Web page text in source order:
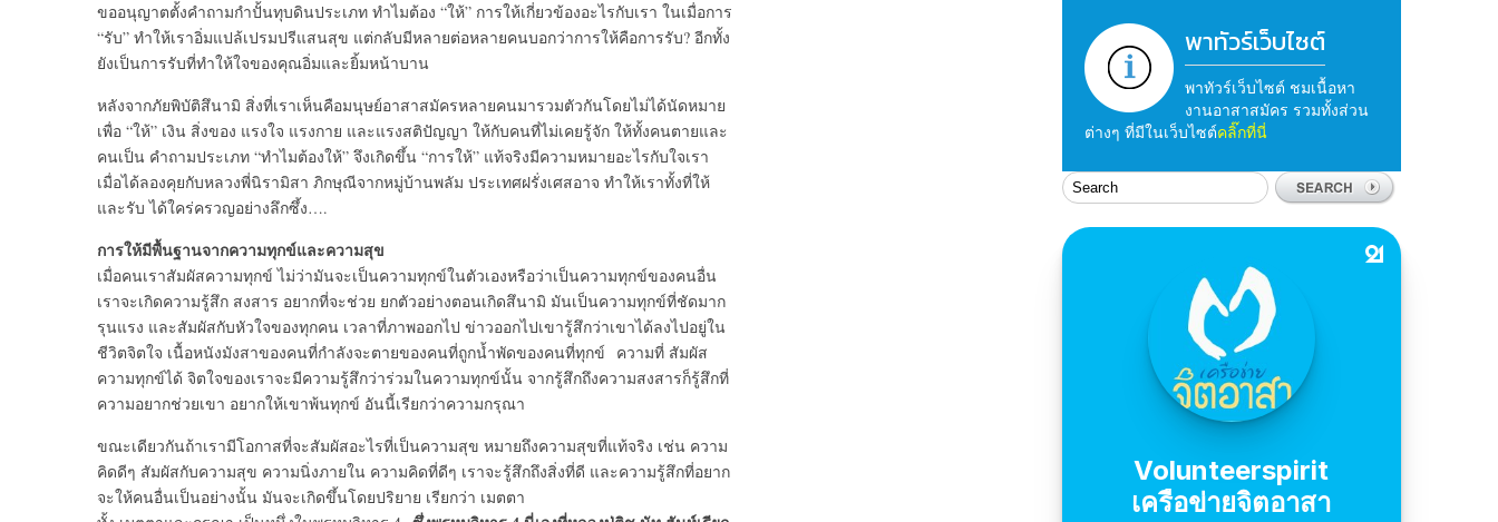
ขออนุญาตตั้งคำถามกำปั้นทุบดินประเภท ทำไมต้อง “ให้” การให้เกี่ยวข้องอะไรกับเรา ในเมื่อการ
“รับ” ทำให้เราอิ่มแปล้เปรมปรีแสนสุข แต่กลับมีหลายต่อหลายคนบอกว่าการให้คือการรับ? อีกทั้ง
ยังเป็นการรับที่ทำให้ใจของคุณอิ่มและยิ้มหน้าบาน
หลังจากภัยพิบัติสึนามิ สิ่งที่เราเห็นคือมนุษย์อาสาสมัครหลายคนมารวมตัวกันโดยไม่ได้นัดหมาย
เพื่อ “ให้” เงิน สิ่งของ แรงใจ แรงกาย และแรงสติปัญญา ให้กับคนที่ไม่เคยรู้จัก ให้ทั้งคนตายและ
คนเป็น คำถามประเภท “ทำไมต้องให้” จึงเกิดขึ้น “การให้” แท้จริงมีความหมายอะไรกับใจเรา
เมื่อได้ลองคุยกับหลวงพี่นิรามิสา ภิกษุณีจากหมู่บ้านพลัม ประเทศฝรั่งเศสอาจ ทำให้เราทั้งที่ให้
และรับ ได้ใคร่ครวญอย่างลึกซึ้ง….
การให้มีพื้นฐานจากความทุกข์และความสุข
เมื่อคนเราสัมผัสความทุกข์ ไม่ว่ามันจะเป็นความทุกข์ในตัวเองหรือว่าเป็นความทุกข์ของคนอื่น
เราจะเกิดความรู้สึก สงสาร อยากที่จะช่วย ยกตัวอย่างตอนเกิดสึนามิ มันเป็นความทุกข์ที่ชัดมาก
รุนแรง และสัมผัสกับหัวใจของทุกคน เวลาที่ภาพออกไป ข่าวออกไปเขารู้สึกว่าเขาได้ลงไปอยู่ใน
ชีวิตจิตใจ เนื้อหนังมังสาของคนที่กำลังจะตายของคนที่ถูกน้ำพัดของคนที่ทุกข์ ความที่ สัมผัส
ความทุกข์ได้ จิตใจของเราจะมีความรู้สึกว่าร่วมในความทุกข์นั้น จากรู้สึกถึงความสงสารก็รู้สึกที่
ความอยากช่วยเขา อยากให้เขาพ้นทุกข์ อันนี้เรียกว่าความกรุณา
ขณะเดียวกันถ้าเรามีโอกาสที่จะสัมผัสอะไรที่เป็นความสุข หมายถึงความสุขที่แท้จริง เช่น ความ
คิดดีๆ สัมผัสกับความสุข ความนิ่งภายใน ความคิดที่ดีๆ เราจะรู้สึกถึงสิ่งที่ดี และความรู้สึกที่อยาก
จะให้คนอื่นเป็นอย่างนั้น มันจะเกิดขึ้นโดยปริยาย เรียกว่า เมตตา
พาทัวร์เว็บไซต์
พาทัวร์เว็บไซต์ ชมเนื้อหา
งานอาสาสมัคร รวมทั้งส่วน
ต่างๆ ที่มีในเว็บไซต์คลิ๊กที่นี่